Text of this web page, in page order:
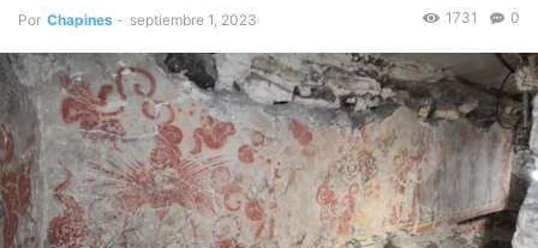
Por Chapines - septiembre 1, 2023 0
1731